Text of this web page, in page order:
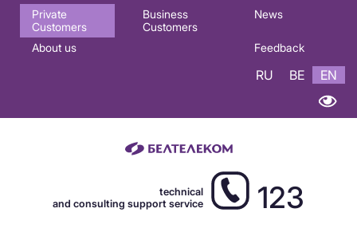
Основная
навигация
Private
Customers
Business
Customers
News
About us Feedback
RU BE EN
technical
and consulting support service
123